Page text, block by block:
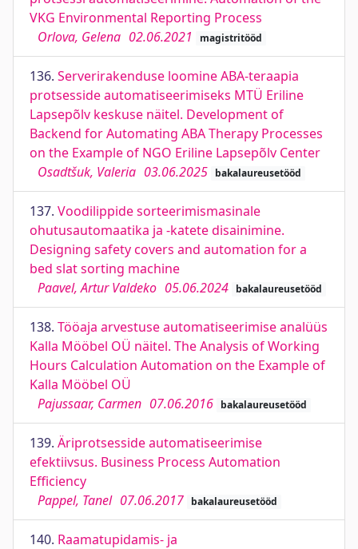
VKG Environmental Reporting Process
Orlova, Gelena 02.06.2021 magistritööd
136. Serverirakenduse loomine ABA-teraapia
protsesside automatiseerimiseks MTÜ Eriline
Lapsepõlv keskuse näitel. Development of
Backend for Automating ABA Therapy Processes
on the Example of NGO Eriline Lapsepõlv Center
Osadtšuk, Valeria 03.06.2025 bakalaureusetööd
137. Voodilippide sorteerimismasinale
ohutusautomaatika ja -katete disainimine.
Designing safety covers and automation for a
bed slat sorting machine
Paavel, Artur Valdeko 05.06.2024 bakalaureusetööd
138. Tööaja arvestuse automatiseerimise analüüs
Kalla Mööbel OÜ näitel. The Analysis of Working
Hours Calculation Automation on the Example of
Kalla Mööbel OÜ
Pajussaar, Carmen 07.06.2016 bakalaureusetööd
139. Äriprotsesside automatiseerimise
efektiivsus. Business Process Automation
Efficiency
Pappel, Tanel 07.06.2017 bakalaureusetööd
140. Raamatupidamis- ja